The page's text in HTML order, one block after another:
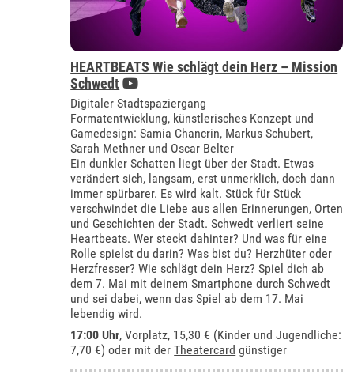
HEARTBEATS Wie schlägt dein Herz – Mission
Schwedt
Digitaler Stadtspaziergang
Formatentwicklung, künstlerisches Konzept und
Gamedesign: Samia Chancrin, Markus Schubert,
Sarah Methner und Oscar Belter
Ein dunkler Schatten liegt über der Stadt. Etwas
verändert sich, langsam, erst unmerklich, doch dann
immer spürbarer. Es wird kalt. Stück für Stück
verschwindet die Liebe aus allen Erinnerungen, Orten
und Geschichten der Stadt. Schwedt verliert seine
Heartbeats. Wer steckt dahinter? Und was für eine
Rolle spielst du darin? Was bist du? Herzhüter oder
Herzfresser? Wie schlägt dein Herz? Spiel dich ab
dem 7. Mai mit deinem Smartphone durch Schwedt
und sei dabei, wenn das Spiel ab dem 17. Mai
lebendig wird.
17:00 Uhr, Vorplatz, 15,30 € (Kinder und Jugendliche:
7,70 €) oder mit derTheatercard günstiger